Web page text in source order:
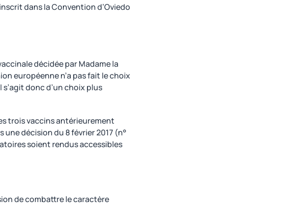
dans la Convention d’Oviedo
décidée par Madame la
européenne n’a pas fait le choix
donc d’un choix plus
trois vaccins antérieurement
décision du 8 février 2017 (n°
soient rendus accessibles
de combattre le caractère